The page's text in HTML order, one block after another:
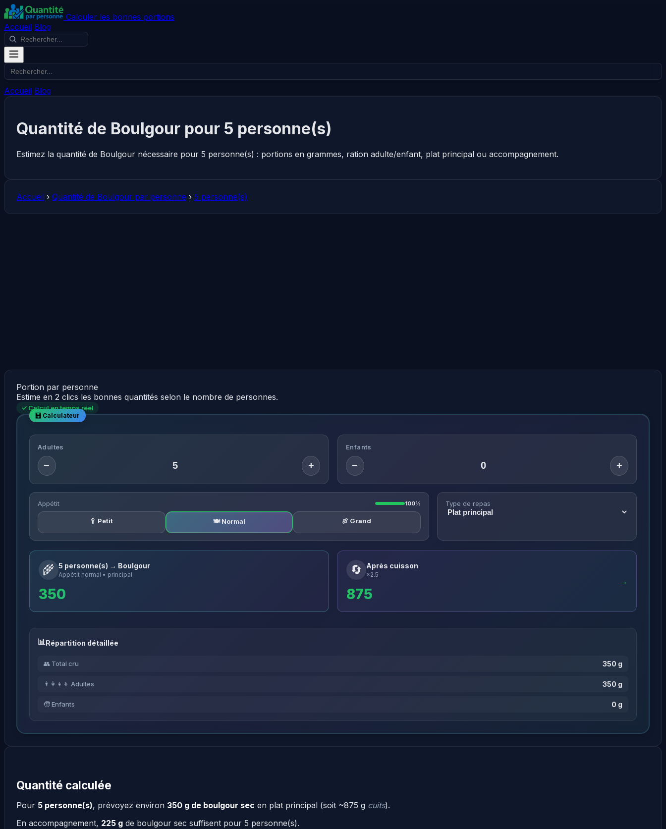
Calculer les bonnes portions
Accueil Blog
Accueil Blog
Quantité de Boulgour pour 5 personne(s)
Estimez la quantité de Boulgour nécessaire pour 5 personne(s) : portions en grammes, ration adulte/enfant, plat principal ou accompagnement.
Accueil › Quantité de Boulgour par personne › 5 personne(s)
Portion par personne
Estime en 2 clics les bonnes quantités selon le nombre de personnes.
✓ Calcul en temps réel
Adultes
− +
Enfants
− +
Appétit 100%
🥄 Petit 🍽️ Normal 🍖 Grand
Type de repas
🌾 5 personne(s) → Boulgour
Appétit normal • principal
350
🔄 Après cuisson
×2.5
875
→
Répartition détaillée
👥 Total cru 350 g
👨‍👩‍👧‍👦 Adultes 350 g
🧒 Enfants 0 g
Quantité calculée
Pour 5 personne(s), prévoyez environ 350 g de boulgour sec en plat principal (soit ~875 g cuits).
En accompagnement, 225 g de boulgour sec suffisent pour 5 personne(s).